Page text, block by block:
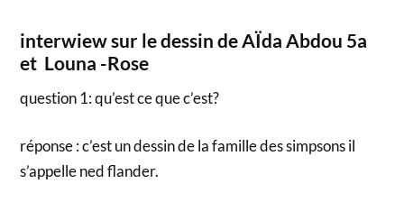
interwiew sur le dessin de AÏda Abdou 5a
et Louna -Rose
question 1: qu’est ce que c’est?
réponse : c’est un dessin de la famille des simpsons il
s’appelle ned flander.